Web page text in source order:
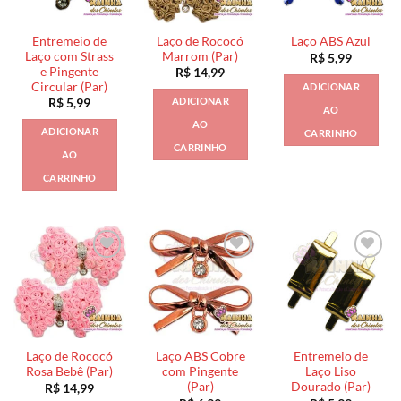
Entremeio de
Laço com Strass
e Pingente
Circular (Par)
R$5,99
ADICIONAR
AO
CARRINHO
Laço de Rococó
Marrom (Par)
R$ 14,99
ADICIONAR
AO
CARRINHO
Laço ABS Azul
R$5,99
ADICIONAR
AO
CARRINHO
Laço de Rococó
Rosa Bebê (Par)
R$ 14,99
Laço ABS Cobre
com Pingente
(Par)
Entremeio de
Laço Liso
Dourado (Par)